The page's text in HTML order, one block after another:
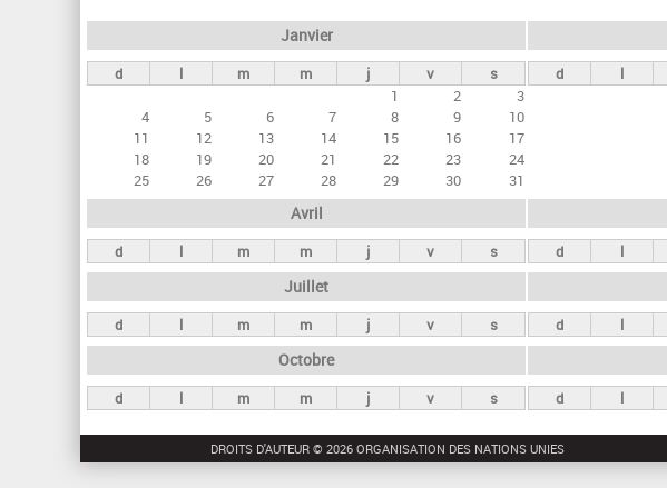
e
t
s
n
c
i
p
a
x
Janvier
d l m m j v
s
1
2
3
4
5 6 7 8 9
10
11
12 13 14 15 16
17
18
19 20 21 22 23
24
25
26 27 28 29 30 31
d l
Avril
d l m m j v s d l
Juillet
d l m m j v s d l
Octobre
d l m m j v s d l
DROITS D'AUTEUR © 2026 ORGANISATION DES NATIONS UNIES